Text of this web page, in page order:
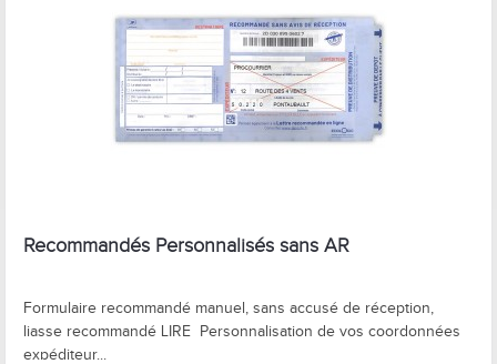
Recommandés Personnalisés sans AR
Formulaire recommandé manuel, sans accusé de réception,
liasse recommandé LIRE Personnalisation de vos coordonnées
expéditeur...